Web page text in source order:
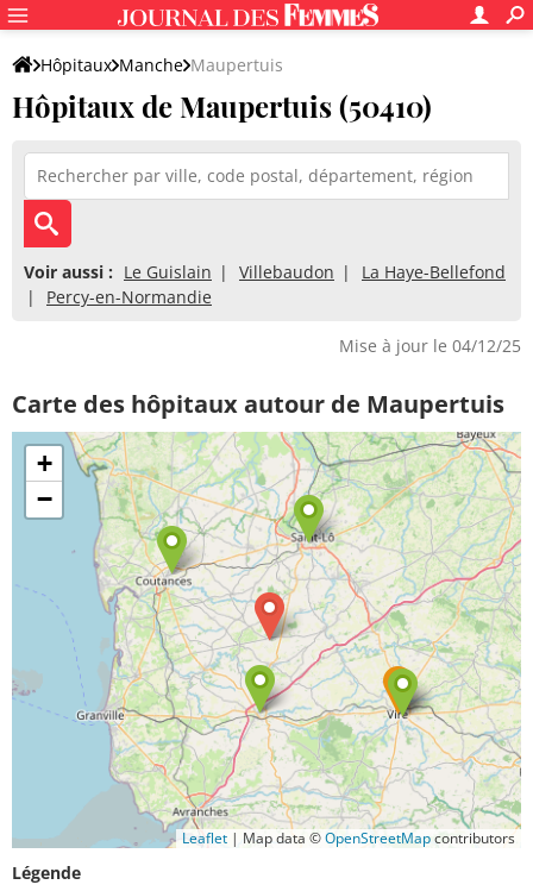
Hôpitaux Manche Maupertuis
Hôpitaux de Maupertuis (50410)
Voir aussi : Le Guislain Villebaudon
La Haye-Bellefond
Percy-en-Normandie
Mise à jour le 04/12/25
Carte des hôpitaux autour de Maupertuis
+
−
Leaflet | Map data ©OpenStreetMapcontributors
Légende